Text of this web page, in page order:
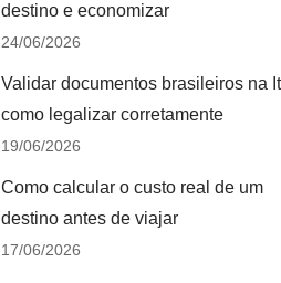
destino e economizar
24/06/2026
Validar documentos brasileiros na
como legalizar corretamente
19/06/2026
Como calcular o custo real de um
destino antes de viajar
17/06/2026